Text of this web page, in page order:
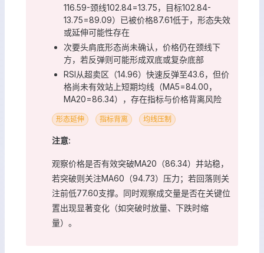
116.59-颈线102.84=13.75，目标102.84-
13.75=89.09）已被价格87.61低于，形态失效
或延伸可能性存在
次要头肩底形态尚未确认，价格仍在颈线下
方，若反弹则可能形成双底或复杂底部
RSI从超卖区（14.96）快速反弹至43.6，但价
格尚未有效站上短期均线（MA5=84.00，
MA20=86.34），存在指标与价格背离风险
形态延伸 指标背离 均线压制
注意:
观察价格是否有效突破MA20（86.34）并站稳，
若突破则关注MA60（94.73）压力；若回落则关
注前低77.60支撑。同时观察成交量是否在关键位
置出现显著变化（如突破时放量、下跌时缩
量）。